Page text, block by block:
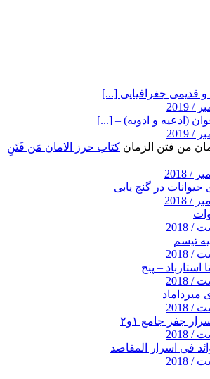
و قدیمی جغرافیایی [...]
(ادعیه و ادویه) – [...]
کتاب حرز الامان مَن فَتَنِ
در گنج یابی
تیسم
استارباد – پنج
میرداماد
جفر جامع ۱و۲
فی اسرار المقاصد